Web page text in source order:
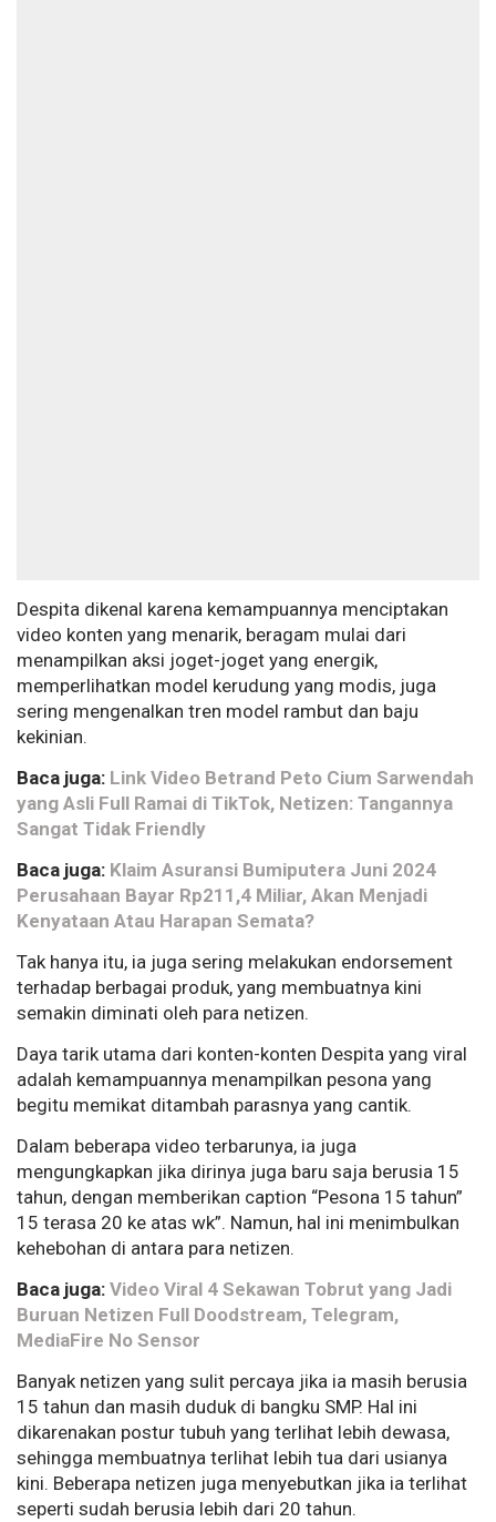
Despita dikenal karena kemampuannya menciptakan
video konten yang menarik, beragam mulai dari
menampilkan aksi joget-joget yang energik,
memperlihatkan model kerudung yang modis, juga
sering mengenalkan tren model rambut dan baju
kekinian.
Baca juga: Link Video Betrand Peto Cium Sarwendah
yang Asli Full Ramai di TikTok, Netizen: Tangannya
Sangat Tidak Friendly
Baca juga: Klaim Asuransi Bumiputera Juni 2024
Perusahaan Bayar Rp211,4 Miliar, Akan Menjadi
Kenyataan Atau Harapan Semata?
Tak hanya itu, ia juga sering melakukan endorsement
terhadap berbagai produk, yang membuatnya kini
semakin diminati oleh para netizen.
Daya tarik utama dari konten-konten Despita yang viral
adalah kemampuannya menampilkan pesona yang
begitu memikat ditambah parasnya yang cantik.
Dalam beberapa video terbarunya, ia juga
mengungkapkan jika dirinya juga baru saja berusia 15
tahun, dengan memberikan caption “Pesona 15 tahun”
15 terasa 20 ke atas wk”. Namun, hal ini menimbulkan
kehebohan di antara para netizen.
Baca juga: Video Viral 4 Sekawan Tobrut yang Jadi
Buruan Netizen Full Doodstream, Telegram,
MediaFire No Sensor
Banyak netizen yang sulit percaya jika ia masih berusia
15 tahun dan masih duduk di bangku SMP. Hal ini
dikarenakan postur tubuh yang terlihat lebih dewasa,
sehingga membuatnya terlihat lebih tua dari usianya
kini. Beberapa netizen juga menyebutkan jika ia terlihat
seperti sudah berusia lebih dari 20 tahun.